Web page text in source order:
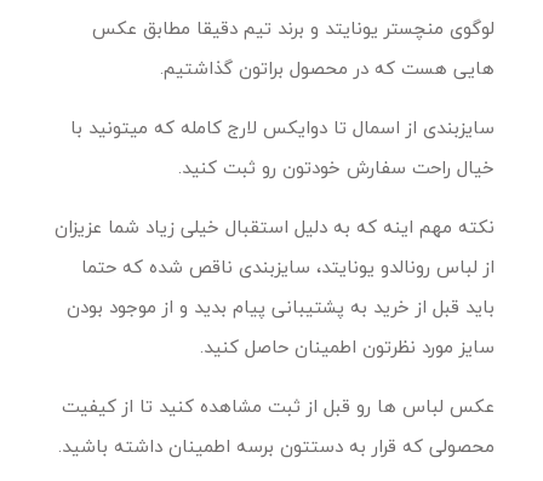
لوگوی منچستر یونایتد و برند تیم دقیقا مطابق عکس
هایی هست که در محصول براتون گذاشتیم.
سایزبندی از اسمال تا دوایکس لارج کامله که میتونید با
خیال راحت سفارش خودتون رو ثبت کنید.
نکته مهم اینه که به دلیل استقبال خیلی زیاد شما عزیزان
از لباس رونالدو یونایتد، سایزبندی ناقص شده که حتما
باید قبل از خرید به پشتیبانی پیام بدید و از موجود بودن
سایز مورد نظرتون اطمینان حاصل کنید.
عکس لباس ها رو قبل از ثبت مشاهده کنید تا از کیفیت
محصولی که قرار به دستتون برسه اطمینان داشته باشید.